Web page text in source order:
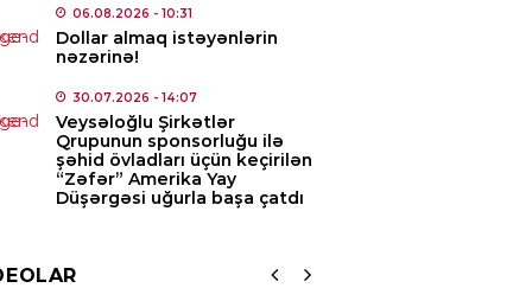
- 11:15
şübhəli bilinən 40 nəfər
- 11:08
sürücülərə müraciət etdi
etibarlı mühafizəsini təmin edən,
gündüz, […]06.08.2026 - 10:31
Dollar almaq istəyənlərin
nəzərinə!
30.07.2026 - 14:07
Veysəloğlu Şirkətlər
Qrupunun sponsorluğu ilə
şəhid övladları üçün keçirilən
“Zəfər” Amerika Yay
Düşərgəsi uğurla başa çatdı